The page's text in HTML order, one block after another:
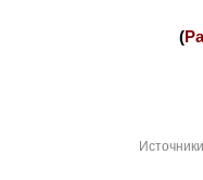
(
Источники